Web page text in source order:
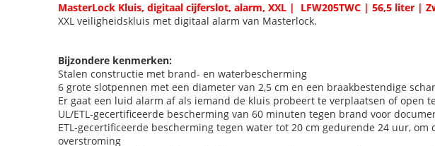
MasterLock Kluis, digitaal cijferslot, alarm, XXL | LFW205TWC | 56,5 liter |
XXL veiligheidskluis met digitaal alarm van Masterlock.
Bijzondere kenmerken:
Stalen constructie met brand- en waterbescherming
6 grote slotpennen met een diameter van 2,5 cm en een braakbestendige
Er gaat een luid alarm af als iemand de kluis probeert te verplaatsen of open
UL/ETL-gecertificeerde bescherming van 60 minuten tegen brand voor
ETL-gecertificeerde bescherming tegen water tot 20 cm gedurende 24 uur,
overstroming